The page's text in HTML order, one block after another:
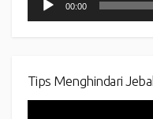
00:00
Tips Menghindari